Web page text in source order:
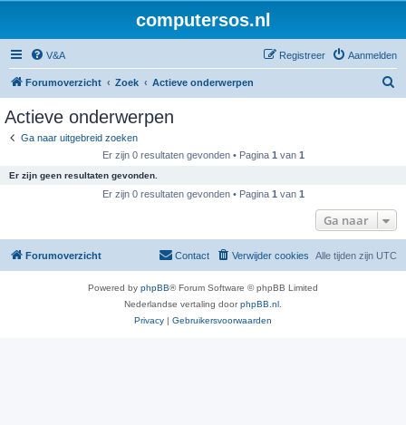
computersos.nl
V&A Aanmelden
Registreer
Forumoverzicht Zoek Actieve onderwerpen
Actieve onderwerpen
Ga naar uitgebreid zoeken
Er zijn 0 resultaten gevonden • Pagina 1 van 1
Er zijn geen resultaten gevonden.
Er zijn 0 resultaten gevonden • Pagina 1 van 1
Ga naar
Forumoverzicht Alle tijden zijn UTC
Verwijder cookies
Contact
Powered by phpBB® Forum Software © phpBB Limited
Nederlandse vertaling doorphpBB.nl
Privacy | Gebruikersvoorwaarden